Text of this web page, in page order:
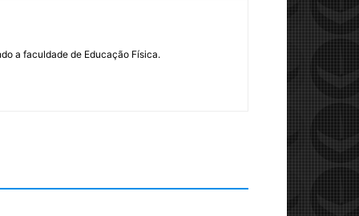
a faculdade de Educação Física.